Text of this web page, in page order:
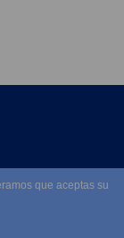
que aceptas su